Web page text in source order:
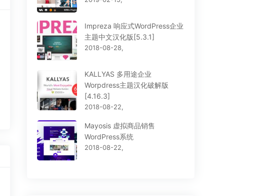
Impreza 响应式WordPress企业
主题中文汉化版[5.3.1]
2018-08-28,
KALLYAS 多用途企业
Worpdress主题汉化破解版
[4.16.3]
2018-08-22,
Mayosis 虚拟商品销售
WordPress系统
2018-08-22,